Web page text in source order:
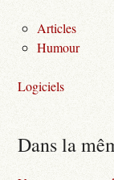
Articles
Humour
Logiciels
Dans la